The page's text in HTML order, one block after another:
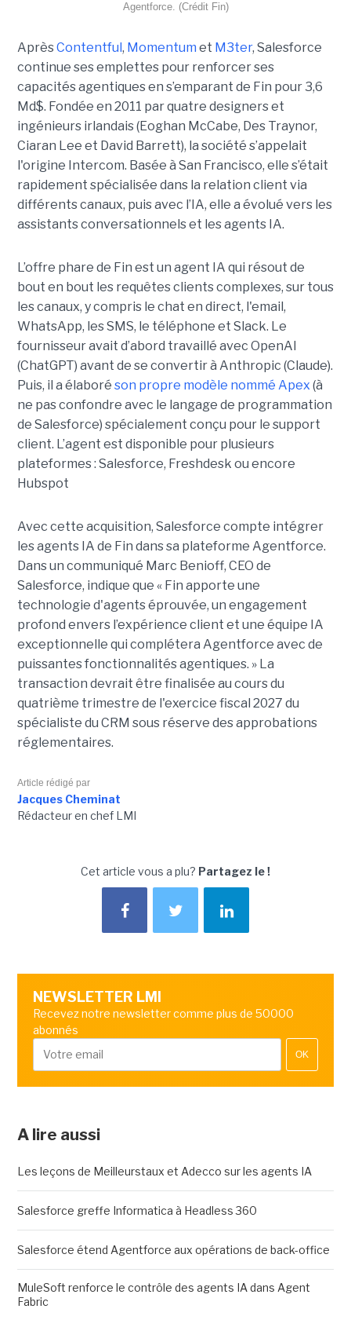
Agentforce. (Crédit Fin)
AprèsContentful, Momentum et M3ter, Salesforce
continue ses emplettes pour renforcer ses
capacités agentiques en s’emparant de Fin pour 3,6
Md$. Fondée en 2011 par quatre designers et
ingénieurs irlandais (Eoghan McCabe, Des Traynor,
Ciaran Lee et David Barrett), la société s’appelait
l'origine Intercom. Basée à San Francisco, elle s’était
rapidement spécialisée dans la relation client via
différents canaux, puis avec l’IA, elle a évolué vers les
assistants conversationnels et les agents IA.
L’offre phare de Fin est un agent IA qui résout de
bout en bout les requêtes clients complexes, sur tous
les canaux, y compris le chat en direct, l'email,
WhatsApp, les SMS, le téléphone et Slack. Le
fournisseur avait d’abord travaillé avec OpenAI
(ChatGPT) avant de se convertir à Anthropic (Claude).
Puis, il a élaboré son propre modèle nommé Apex (à
ne pas confondre avec le langage de programmation
de Salesforce) spécialement conçu pour le support
client. L’agent est disponible pour plusieurs
plateformes : Salesforce, Freshdesk ou encore
Hubspot
Avec cette acquisition, Salesforce compte intégrer
les agents IA de Fin dans sa plateforme Agentforce.
Dans un communiqué Marc Benioff, CEO de
Salesforce, indique que « Fin apporte une
technologie d'agents éprouvée, un engagement
profond envers l’expérience client et une équipe IA
exceptionnelle qui complétera Agentforce avec de
puissantes fonctionnalités agentiques. » La
transaction devrait être finalisée au cours du
quatrième trimestre de l'exercice fiscal 2027 du
spécialiste du CRM sous réserve des approbations
réglementaires.
Article rédigé par
Jacques Cheminat
Rédacteur en chef LMI
Cet article vous a plu? Partagez le !
NEWSLETTER LMI
Recevez notre newsletter comme plus de 50000
abonnés
OK
A lire aussi
Les leçons de Meilleurstaux et Adecco sur les agents IA
Salesforce greffe Informatica à Headless 360
Salesforce étend Agentforce aux opérations de back-office
MuleSoft renforce le contrôle des agents IA dans Agent
Fabric